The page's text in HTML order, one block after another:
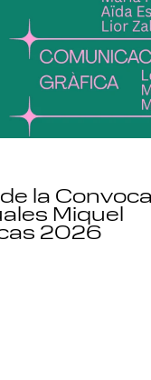
la
Miquel
2026